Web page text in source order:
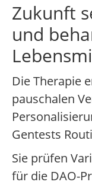
Zukunft
und
Die Therapie
pauschalen
Gentests
Sie prüfen
für die DAO-